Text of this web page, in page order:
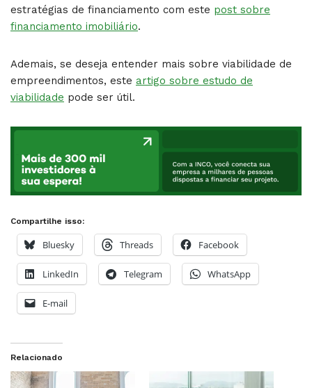
estratégias de financiamento com este post sobre
financiamento imobiliário.
Ademais, se deseja entender mais sobre viabilidade de
empreendimentos, este artigo sobre estudo de
viabilidade pode ser útil.
Compartilhe isso:
Bluesky Threads Facebook
LinkedIn Telegram WhatsApp
E-mail
Relacionado